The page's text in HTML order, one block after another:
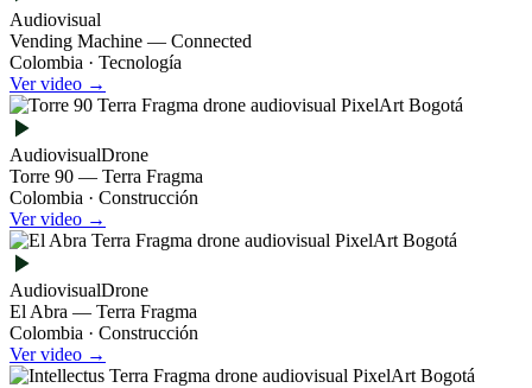
Audiovisual
Vending Machine — Connected
Colombia · Tecnología
Ver video →
AudiovisualDrone
Torre 90 — Terra Fragma
Colombia · Construcción
Ver video →
AudiovisualDrone
El Abra — Terra Fragma
Colombia · Construcción
Ver video →